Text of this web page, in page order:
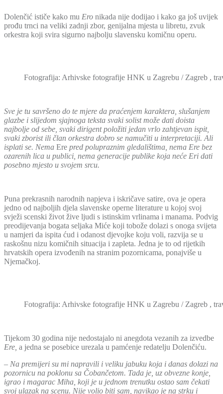
Dolenčić ističe kako mu Ero nikada nije dodijao i kako ga još uvijek
prođu trnci na veliki zadnji zbor, genijalna mjesta u libretu, zvuk
orkestra koji svira sigurno najbolju slavensku komičnu operu.
Fotografija: Arhivske fotografije HNK u Zagrebu / Zagreb ,
Sve je tu savršeno do te mjere da praćenjem karaktera, slušanjem
glazbe i slijedom sjajnoga teksta svaki solist može dati doista
najbolje od sebe, svaki dirigent položiti jedan vrlo zahtjevan ispit,
svaki zborist ili član orkestra dobro se namučiti u interpretaciji. Ali
isplati se. Nema Ere pred polupraznim gledalištima, nema Ere bez
ozarenih lica u publici, nema generacije publike koja neće Eri dati
posebno mjesto u svojem srcu.
Puna prekrasnih narodnih napjeva i iskričave satire, ova je opera
jedno od najboljih djela slavenske operne literature u kojoj svoj
svježi scenski život žive ljudi s istinskim vrlinama i manama. Podvig
preodijevanja bogata seljaka Miće koji tobože dolazi s onoga svijeta
u namjeri da ispita ćud i odanost djevojke koju voli, razvija se u
raskošnu nizu komičnih situacija i zapleta. Jedna je to od rijetkih
hrvatskih opera izvođenih na stranim pozornicama, ponajviše u
Njemačkoj.
Fotografija: Arhivske fotografije HNK u Zagrebu / Zagreb ,
Tijekom 30 godina nije nedostajalo ni anegdota vezanih za izvedbe
Ere, a jedna se posebice urezala u pamćenje redatelju Dolenčiću.
– Na premijeri su mi napravili i veliku jabuku koja i danas dolazi na
pozornicu na poklonu sa Čobančetom. Tada je, uz obvezne konje,
igrao i magarac Miha, koji je u jednom trenutku ostao sam čekati
svoj ulazak na scenu. Nije volio biti sam, navikao je na strku i